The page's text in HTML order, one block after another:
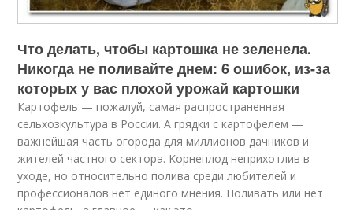
Что делать, чтобы картошка не зеленела.
Никогда не поливайте днем: 6 ошибок, из-за
которых у вас плохой урожай картошки
Картофель — пожалуй, самая распространенная
сельхозкультура в России. А грядки с картофелем —
важнейшая часть огорода для миллионов дачников и
жителей частного сектора. Корнеплод неприхотлив в
уходе, но относительно полива среди любителей и
профессионалов нет единого мнения. Поливать или нет